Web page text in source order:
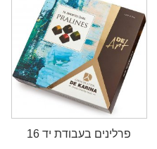
פרלינים בעבודת יד 16